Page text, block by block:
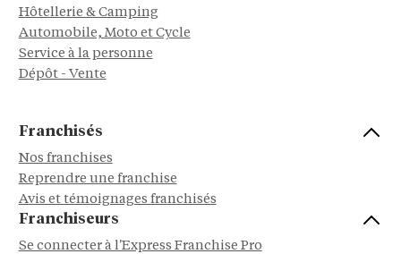
Hôtellerie & Camping
Automobile, Moto et Cycle
Service à la personne
Dépôt - Vente
Franchisés
Nos franchises
Reprendre une franchise
Avis et témoignages franchisés
Franchiseurs
Se connecter à l'Express Franchise Pro